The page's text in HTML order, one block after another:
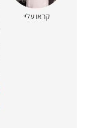
קראו עליי